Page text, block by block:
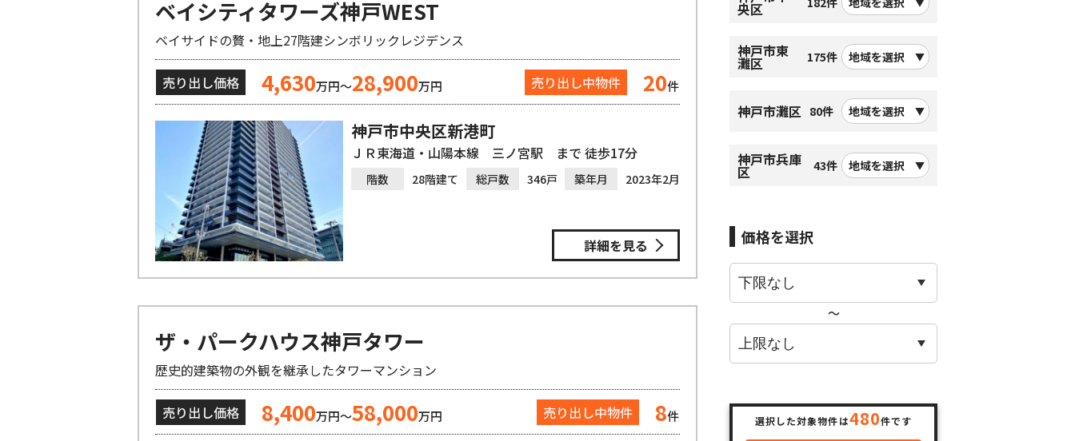
ベイシティタワーズ神戸WEST
ベイサイドの贅・地上27階建シンボリックレジデンス
売り出し価格 4,630万円～28,900万円 売り出し中物件 20件
神戸市中央区新港町
ＪＲ東海道・山陽本線 三ノ宮駅 まで 徒歩17分
階数 28階建て 総戸数 346戸 築年月 2023年2月
詳細を見る
ザ・パークハウス神戸タワー
歴史的建築物の外観を継承したタワーマンション
売り出し価格 8,400万円～58,000万円 売り出し中物件 8件
央区
神戸市東
灘区 175件 地域を選択
神戸市灘区 80件 地域を選択
神戸市兵庫
区 43件 地域を選択
価格を選択
〜
選択した対象物件は480件です